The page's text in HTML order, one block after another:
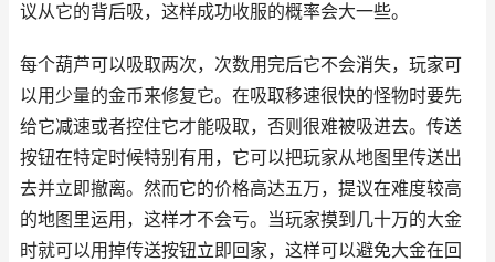
议从它的背后吸，这样成功收服的概率会大一些。
每个葫芦可以吸取两次，次数用完后它不会消失，玩家可
以用少量的金币来修复它。在吸取移速很快的怪物时要先
给它减速或者控住它才能吸取，否则很难被吸进去。传送
按钮在特定时候特别有用，它可以把玩家从地图里传送出
去并立即撤离。然而它的价格高达五万，提议在难度较高
的地图里运用，这样才不会亏。当玩家摸到几十万的大金
时就可以用掉传送按钮立即回家，这样可以避免大金在回